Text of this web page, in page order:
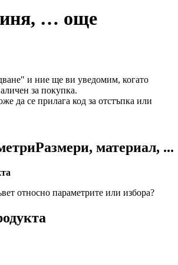
, … още
и ние ще ви уведомим, когато
за покупка.
да се прилага код за отстъпка или
Размери, материал, ...
относно параметрите или избора?